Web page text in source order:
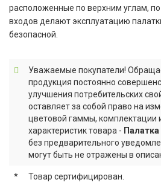
расположенные по верхним углам,
входов делают эксплуатацию
безопасной.
Уважаемые покупатели!
продукция постоянно
улучшения потребительских
оставляет за собой право на
цветовой гаммы, комплектации
характеристик товара - Палатка
без предварительного
могут быть не отражены в
* Товар сертифицирован.